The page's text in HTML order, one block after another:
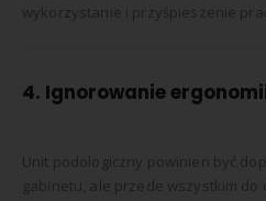
wykorzystanie i przyśpieszenie
4. Ignorowanie
Unit podologiczny powinien być
gabinetu, ale przede wszystkim do